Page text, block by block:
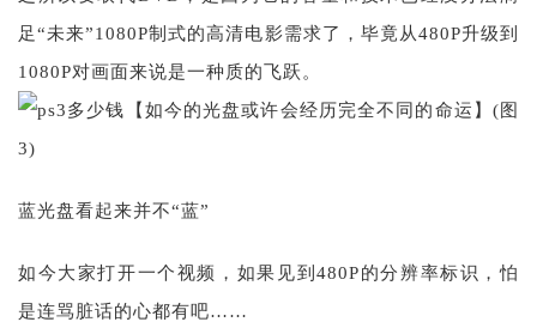
足“未来”1080P制式的高清电影需求了，毕竟从480P升级到
1080P对画面来说是一种质的飞跃。
蓝光盘看起来并不“蓝”
如今大家打开一个视频，如果见到480P的分辨率标识，怕
是连骂脏话的心都有吧……